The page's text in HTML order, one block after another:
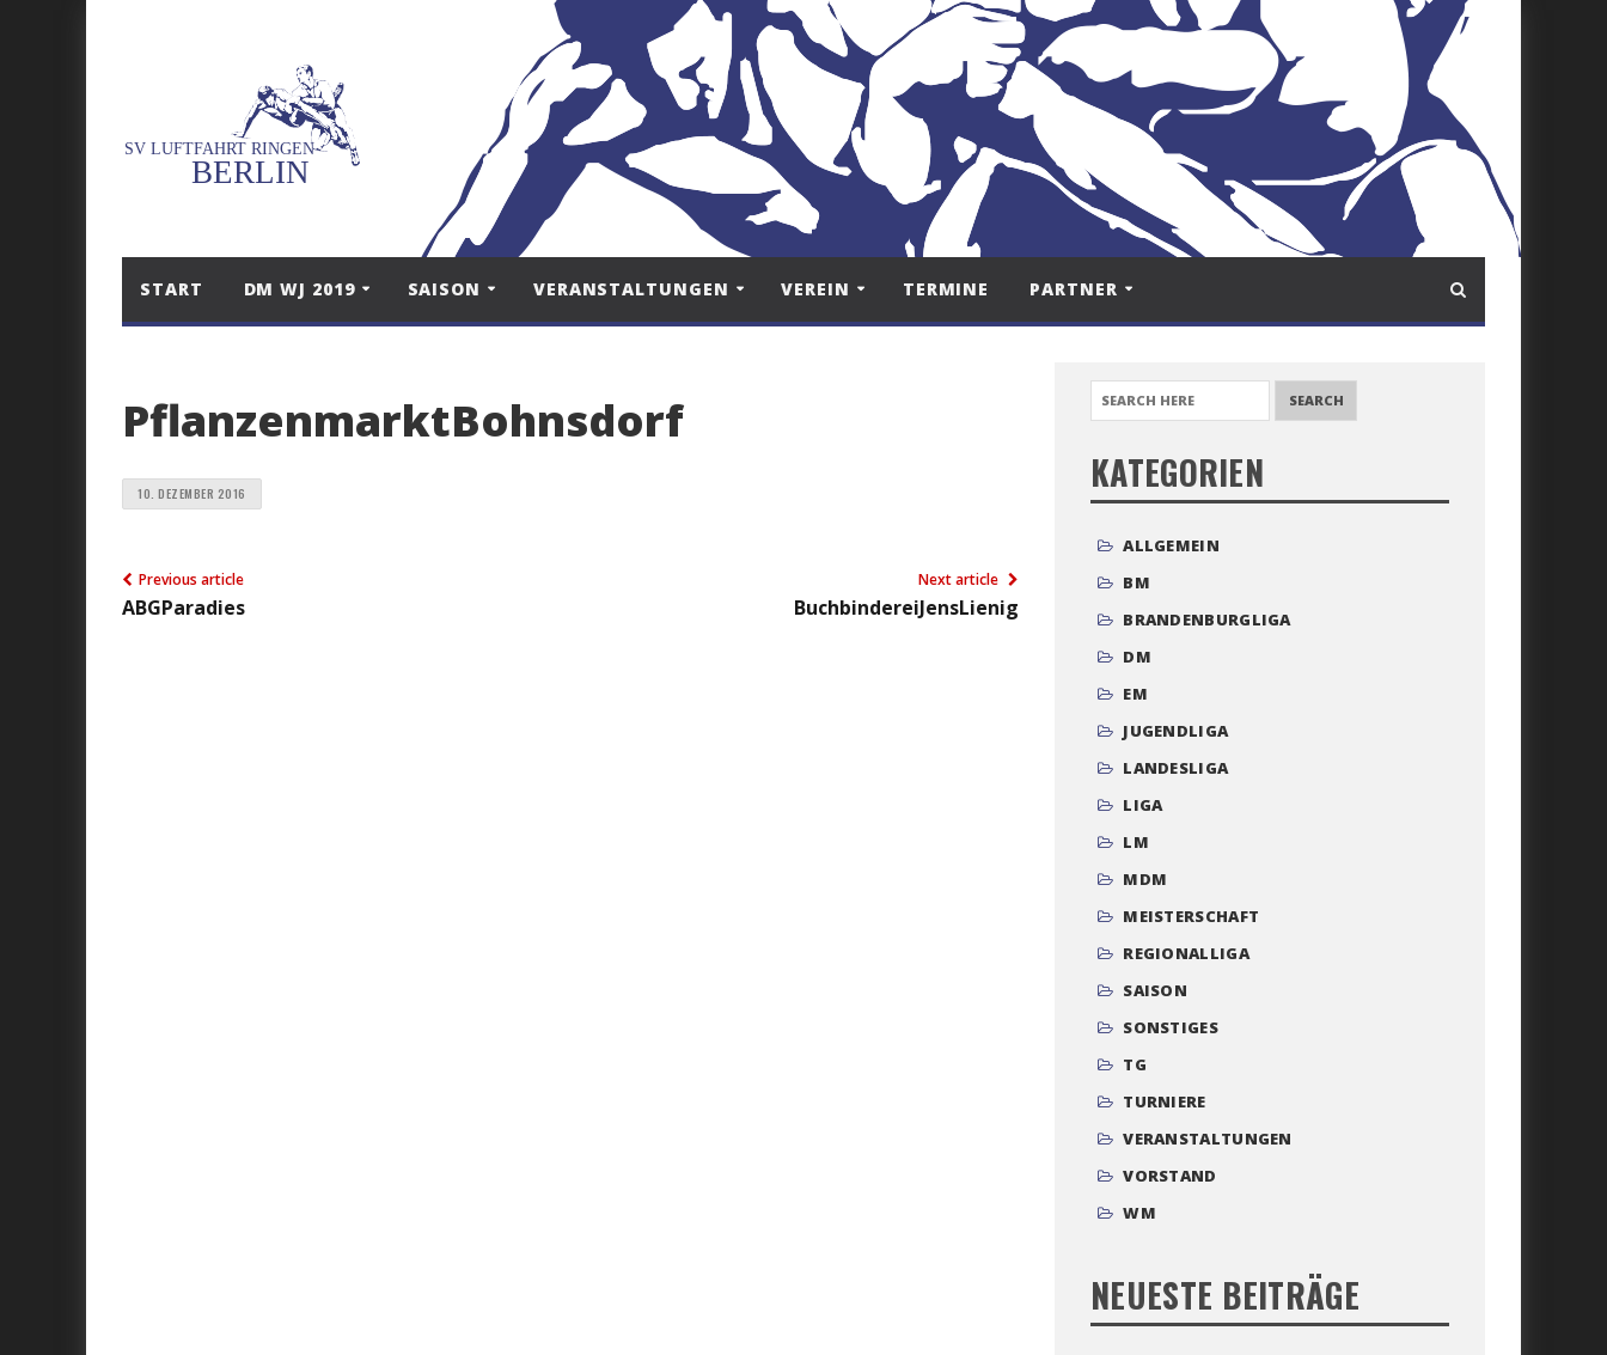
START DM WJ 2019 SAISON VERANSTALTUNGEN VEREIN TERMINE PARTNER
PflanzenmarktBohnsdorf
10. DEZEMBER 2016
Previous article
ABGParadies
Next article
BuchbindereiJensLienig
KATEGORIEN
ALLGEMEIN
BM
BRANDENBURGLIGA
DM
EM
JUGENDLIGA
LANDESLIGA
LIGA
LM
MDM
MEISTERSCHAFT
REGIONALLIGA
SAISON
SONSTIGES
TG
TURNIERE
VERANSTALTUNGEN
VORSTAND
WM
NEUESTE BEITRÄGE